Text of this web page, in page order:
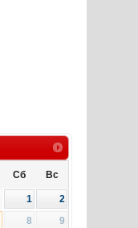
Сб Вс
1
2
8
9